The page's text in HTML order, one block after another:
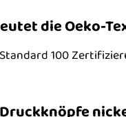
die Oeko-
Standard 100